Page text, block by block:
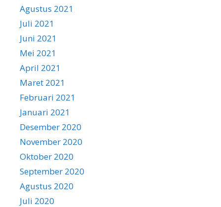
Agustus 2021
Juli 2021
Juni 2021
Mei 2021
April 2021
Maret 2021
Februari 2021
Januari 2021
Desember 2020
November 2020
Oktober 2020
September 2020
Agustus 2020
Juli 2020